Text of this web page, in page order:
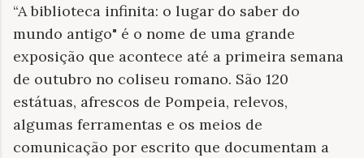
“A biblioteca infinita: o lugar do saber do
mundo antigo" é o nome de uma grande
exposição que acontece até a primeira semana
de outubro no coliseu romano. São 120
estátuas, afrescos de Pompeia, relevos,
algumas ferramentas e os meios de
comunicação por escrito que documentam a